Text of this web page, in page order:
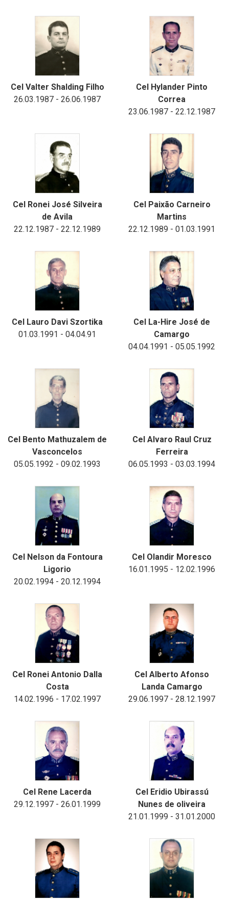
Cel Valter Shalding Filho
26.03.1987 - 26.06.1987
Cel Hylander Pinto
Correa
23.06.1987 - 22.12.1987
Cel Ronei José Silveira
de Avila
22.12.1987 - 22.12.1989
Cel Paixão Carneiro
Martins
22.12.1989 - 01.03.1991
Cel Lauro Davi Szortika
01.03.1991 - 04.04.91
Cel La-Hire José de
Camargo
04.04.1991 - 05.05.1992
Cel Bento Mathuzalem de
Vasconcelos
05.05.1992 - 09.02.1993
Cel Alvaro Raul Cruz
Ferreira
06.05.1993 - 03.03.1994
Cel Nelson da Fontoura
Ligorio
20.02.1994 - 20.12.1994
Cel Olandir Moresco
16.01.1995 - 12.02.1996
Cel Ronei Antonio Dalla
Costa
14.02.1996 - 17.02.1997
Cel Alberto Afonso
Landa Camargo
29.06.1997 - 28.12.1997
Cel Rene Lacerda
29.12.1997 - 26.01.1999
Cel Eridio Ubirassú
Nunes de oliveira
21.01.1999 - 31.01.2000